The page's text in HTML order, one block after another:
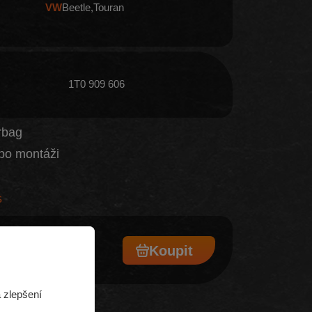
VWBeetle Touran
1T0 909 606
montáži
Koupit
zlepšení